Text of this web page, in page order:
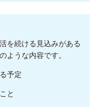
を続ける見込みがある
ような内容です。
予定
と